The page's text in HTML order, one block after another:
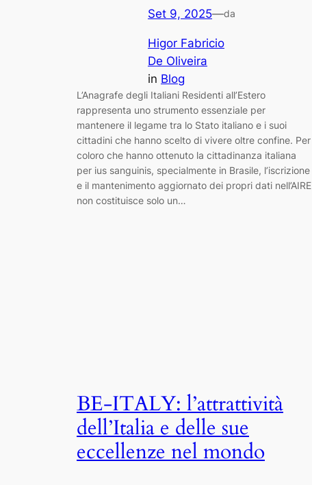
Set 9, 2025—da
Higor Fabricio
De Oliveira
in Blog
L’Anagrafe degli Italiani Residenti all’Estero
rappresenta uno strumento essenziale per
mantenere il legame tra lo Stato italiano e i suoi
cittadini che hanno scelto di vivere oltre confine. Per
coloro che hanno ottenuto la cittadinanza italiana
per ius sanguinis, specialmente in Brasile, l’iscrizione
e il mantenimento aggiornato dei propri dati nell’AIRE
non costituisce solo un…
BE-ITALY: l’attrattività
dell’Italia e delle sue
eccellenze nel mondo